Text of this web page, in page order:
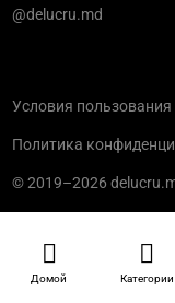
@delucru.md
© 2019–2026
Условия пользования
Политика
Домой Категории